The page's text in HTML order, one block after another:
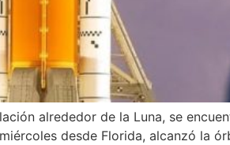
alrededor de la Luna, se
desde Florida, alcanzó la